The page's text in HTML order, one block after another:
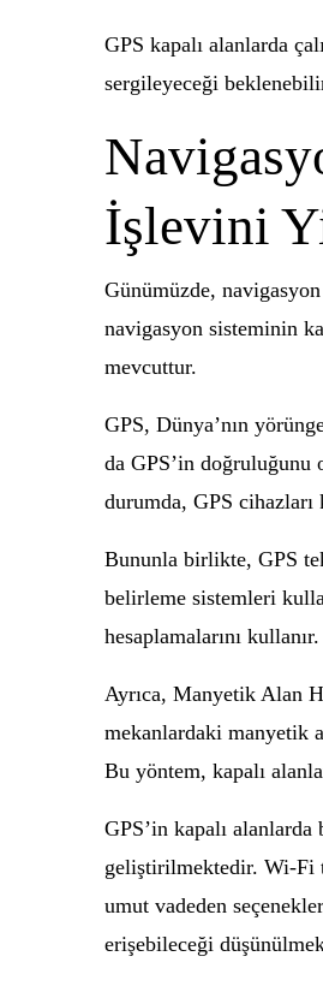
GPS kapalı alanlarda
sergileyeceği
İşlevini
Günümüzde,
navigasyon sisteminin
mevcuttur.
GPS, Dünya’nın
da GPS’in
durumda, GPS
Bununla birlikte, GPS
belirleme sistemleri
hesaplamalarını
Ayrıca, Manyetik Alan
mekanlardaki manyetik
Bu yöntem, kapalı
GPS’in kapalı
geliştirilmektedir. Wi-Fi
umut vadeden
erişebileceği